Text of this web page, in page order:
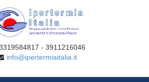
- 3911216046
info@ipertermiaitalia.it